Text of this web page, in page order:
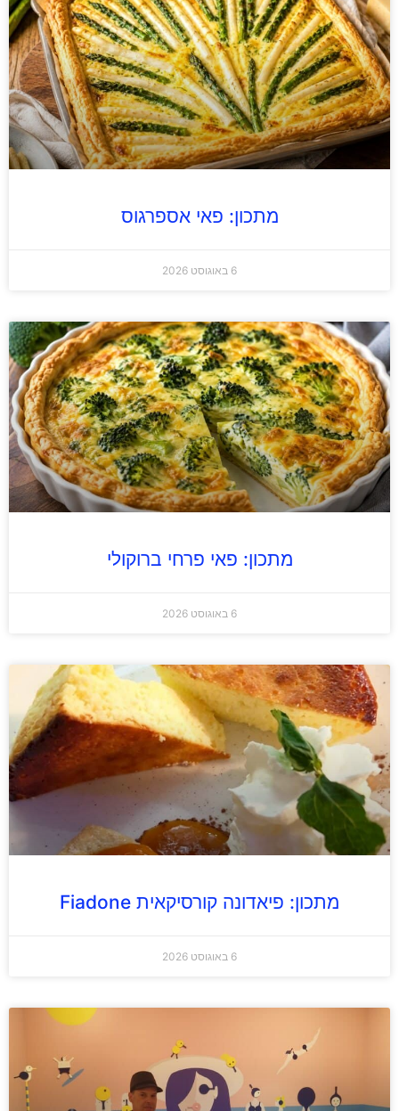
מתכון: פאי אספרגוס
6 באוגוסט 2026
מתכון: פאי פרחי ברוקולי
6 באוגוסט 2026
מתכון: פיאדונה קורסיקאית Fiadone
6 באוגוסט 2026